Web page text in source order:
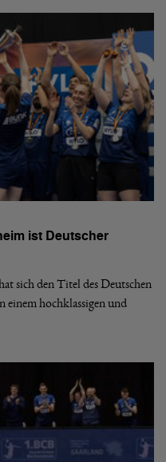
ist Deutscher
sich den Titel des Deutschen
einem hochklassigen und